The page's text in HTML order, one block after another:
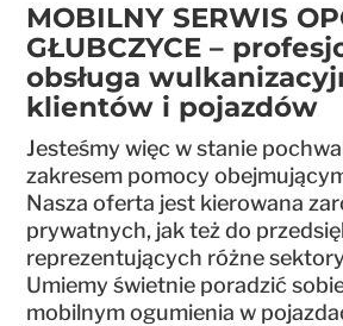
MOBILNY SERWIS
GŁUBCZYCE –
obsługa
klientów i pojazdów
Jesteśmy więc w stanie
zakresem pomocy
Nasza oferta jest kierowana
prywatnych, jak też do
reprezentujących różne
Umiemy świetnie poradzić
mobilnym ogumienia w